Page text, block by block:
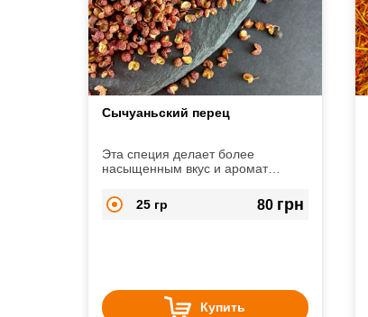
Сычуаньский перец
Эта специя делает более
насыщенным вкус и аромат
пряность кладут в различные
соусы, овощи и рис, применяют в
кондитерском производстве.
25 гр 80 грн
Купить